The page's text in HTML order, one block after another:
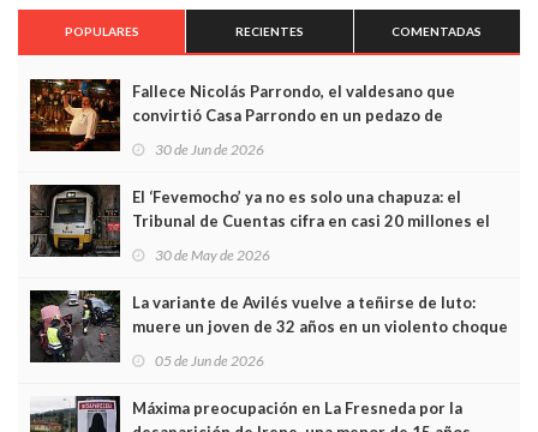
POPULARES RECIENTES COMENTADAS
Fallece Nicolás Parrondo, el valdesano que
convirtió Casa Parrondo en un pedazo de
Asturias en Madrid
30 de Jun de 2026
El ‘Fevemocho’ ya no es solo una chapuza: el
Tribunal de Cuentas cifra en casi 20 millones el
sobrecoste de los trenes que no cabían por los
30 de May de 2026
La variante de Avilés vuelve a teñirse de luto:
muere un joven de 32 años en un violento choque
frontal
05 de Jun de 2026
Máxima preocupación en La Fresneda por la